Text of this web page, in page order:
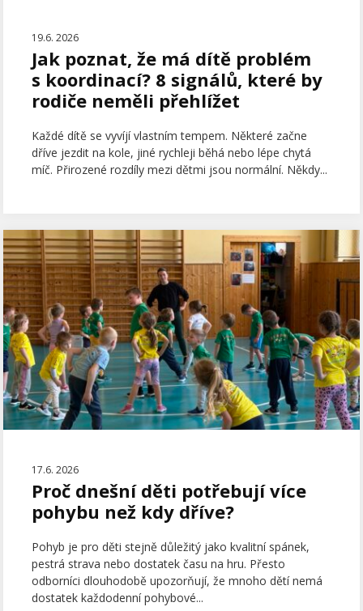
19.6. 2026
Jak poznat, že má dítě problém
s koordinací? 8 signálů, které by
rodiče neměli přehlížet
Každé dítě se vyvíjí vlastním tempem. Některé začne
dříve jezdit na kole, jiné rychleji běhá nebo lépe chytá
míč. Přirozené rozdíly mezi dětmi jsou normální. Někdy...
17.6. 2026
Proč dnešní děti potřebují více
pohybu než kdy dříve?
Pohyb je pro děti stejně důležitý jako kvalitní spánek,
pestrá strava nebo dostatek času na hru. Přesto
odborníci dlouhodobě upozorňují, že mnoho dětí nemá
dostatek každodenní pohybové...